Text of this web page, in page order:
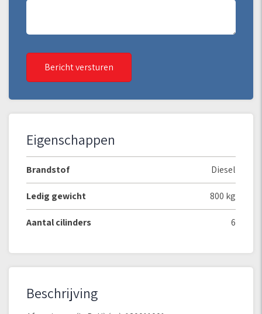
Bericht versturen
Eigenschappen
Brandstof Diesel
Ledig gewicht 800 kg
Aantal cilinders 6
Beschrijving